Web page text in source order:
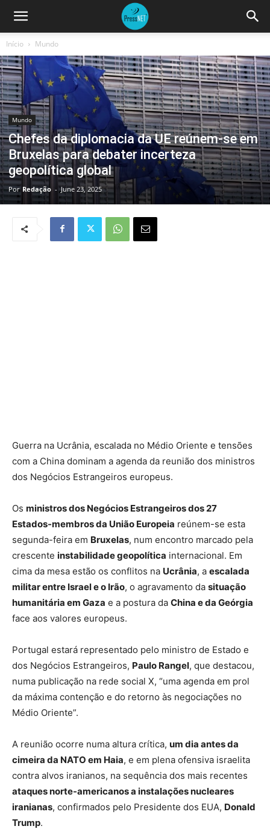
Início Mundo
Mundo
Chefes da diplomacia da UE reúnem-se em
Bruxelas para debater incerteza
geopolítica global
Por Redação - June 23, 2025
Guerra na Ucrânia, escalada no Médio Oriente e tensões
com a China dominam a agenda da reunião dos ministros
dos Negócios Estrangeiros europeus.
Os ministros dos Negócios Estrangeiros dos 27
Estados-membros da União Europeia reúnem-se esta
segunda-feira em Bruxelas, num encontro marcado pela
crescente instabilidade geopolítica internacional. Em
cima da mesa estão os conflitos na Ucrânia, a escalada
militar entre Israel e o Irão, o agravamento da situação
humanitária em Gaza e a postura da China e da Geórgia
face aos valores europeus.
Portugal estará representado pelo ministro de Estado e
dos Negócios Estrangeiros, Paulo Rangel, que destacou,
numa publicação na rede social X, “uma agenda em prol
da máxima contenção e do retorno às negociações no
Médio Oriente”.
A reunião ocorre numa altura crítica, um dia antes da
cimeira da NATO em Haia, e em plena ofensiva israelita
contra alvos iranianos, na sequência dos mais recentes
ataques norte-americanos a instalações nucleares
iranianas, confirmados pelo Presidente dos EUA, Donald
Trump.